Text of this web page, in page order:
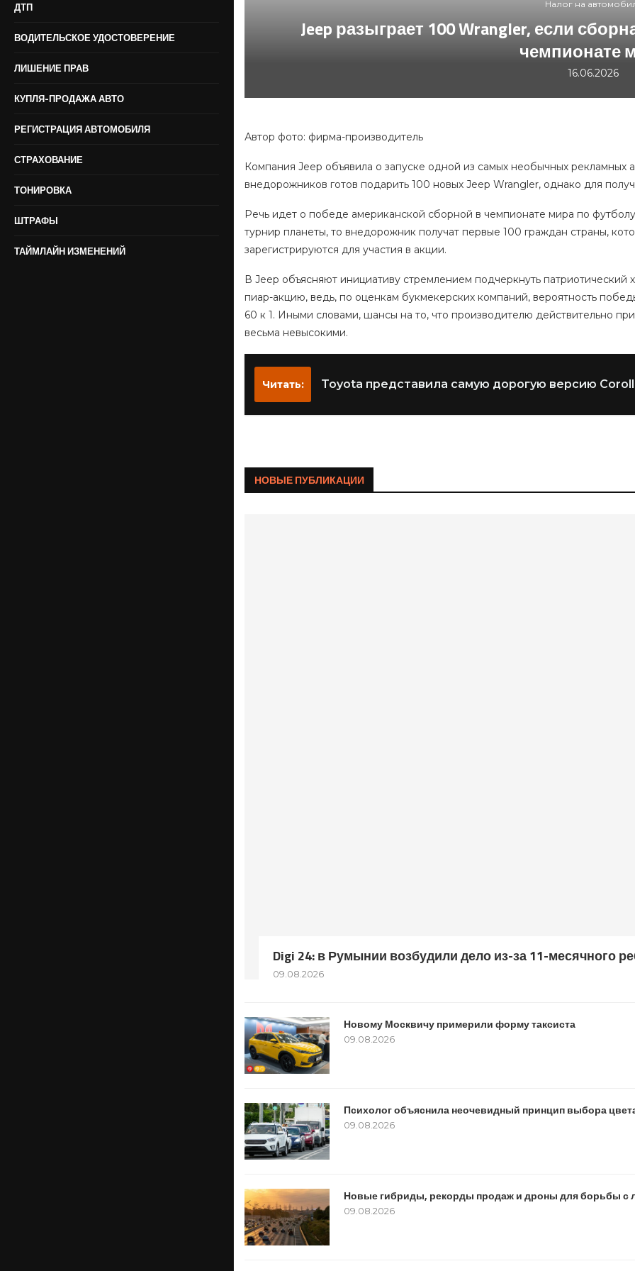
ДТП
ВОДИТЕЛЬСКОЕ УДОСТОВЕРЕНИЕ
ЛИШЕНИЕ ПРАВ
КУПЛЯ-ПРОДАЖА АВТО
РЕГИСТРАЦИЯ АВТОМОБИЛЯ
СТРАХОВАНИЕ
ТОНИРОВКА
ШТРАФЫ
ТАЙМЛАЙН ИЗМЕНЕНИЙ
Налог на
Jeep разыграет 100 Wrangler, если
чемпионате
16.06.2026
Автор фото: фирма-производитель
Компания Jeep объявила о запуске одной из самых необычных рекламных
внедорожников готов подарить 100 новых Jeep Wrangler, однако для
Речь идет о победе американской сборной в чемпионате мира по
турнир планеты, то внедорожник получат первые 100 граждан страны,
зарегистрируются для участия в акции.
В Jeep объясняют инициативу стремлением подчеркнуть
пиар-акцию, ведь, по оценкам букмекерских компаний, вероятность
60 к 1. Иными словами, шансы на то, что производителю действительно
весьма невысокими.
Читать: Toyota представила самую дорогую версию
НОВЫЕ ПУБЛИКАЦИИ
Digi 24: в Румынии возбудили дело из-за 11-месячного
09.08.2026
Новому Москвичу примерили форму таксиста
09.08.2026
Психолог объяснила неочевидный принцип выбора
09.08.2026
Новые гибриды, рекорды продаж и дроны для борьбы с
09.08.2026